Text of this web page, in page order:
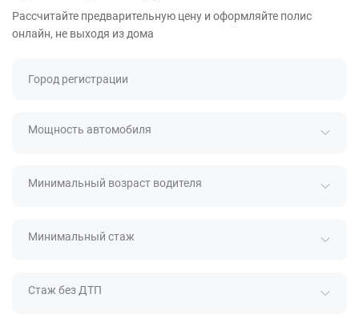
Рассчитайте предварительную цену и оформляйте полис
онлайн, не выходя из дома
Город регистрации
Мощность автомобиля
Минимальный возраст водителя
Минимальный стаж
Стаж без ДТП